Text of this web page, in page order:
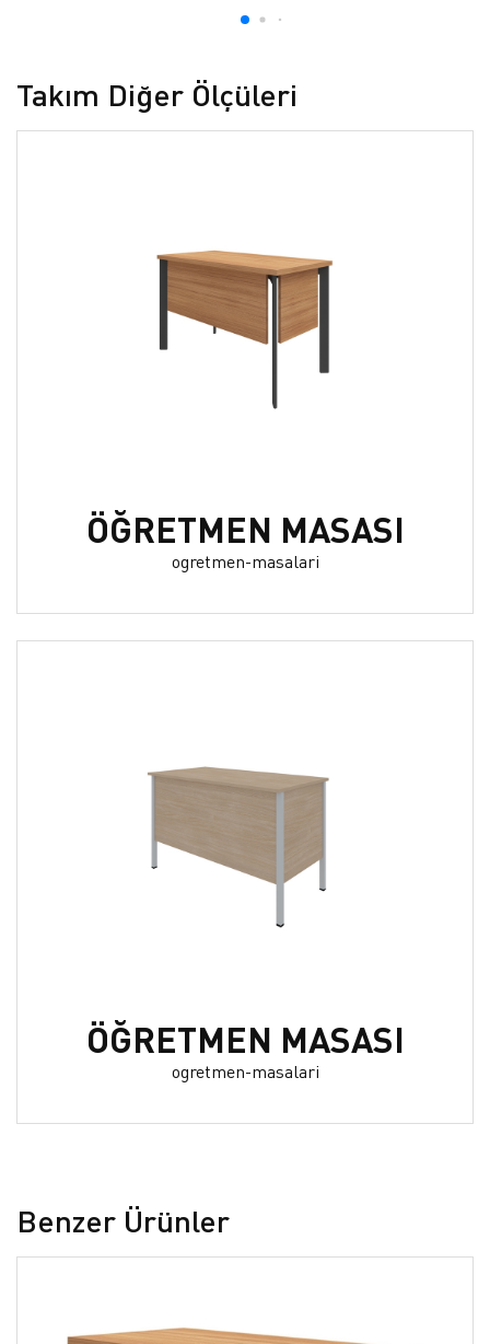
Takım Diğer Ölçüleri
ÖĞRETMEN MASASI
ogretmen-masalari
ÖĞRETMEN MASASI
ogretmen-masalari
Benzer Ürünler